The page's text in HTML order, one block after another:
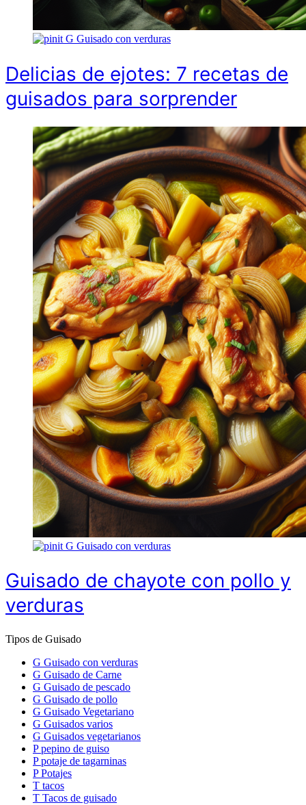
G Guisado con verduras
Delicias de ejotes: 7 recetas de
guisados para sorprender
G Guisado con verduras
Guisado de chayote con pollo y
verduras
Tipos de Guisado
G Guisado con verduras
G Guisado de Carne
G Guisado de pescado
G Guisado de pollo
G Guisado Vegetariano
G Guisados varios
G Guisados vegetarianos
P pepino de guiso
P potaje de tagarninas
P Potajes
T tacos
T Tacos de guisado